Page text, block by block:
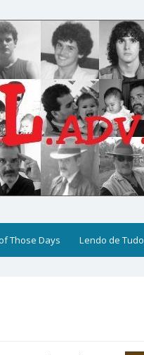
Those Days Lendo de Tudo